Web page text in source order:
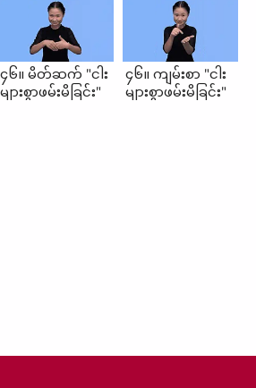
၄၆။ မိတ်ဆက် "ငါး
များစွာဖမ်းမိခြင်း"
၄၆။ ကျမ်းစာ "ငါး
များစွာဖမ်းမိခြင်း"